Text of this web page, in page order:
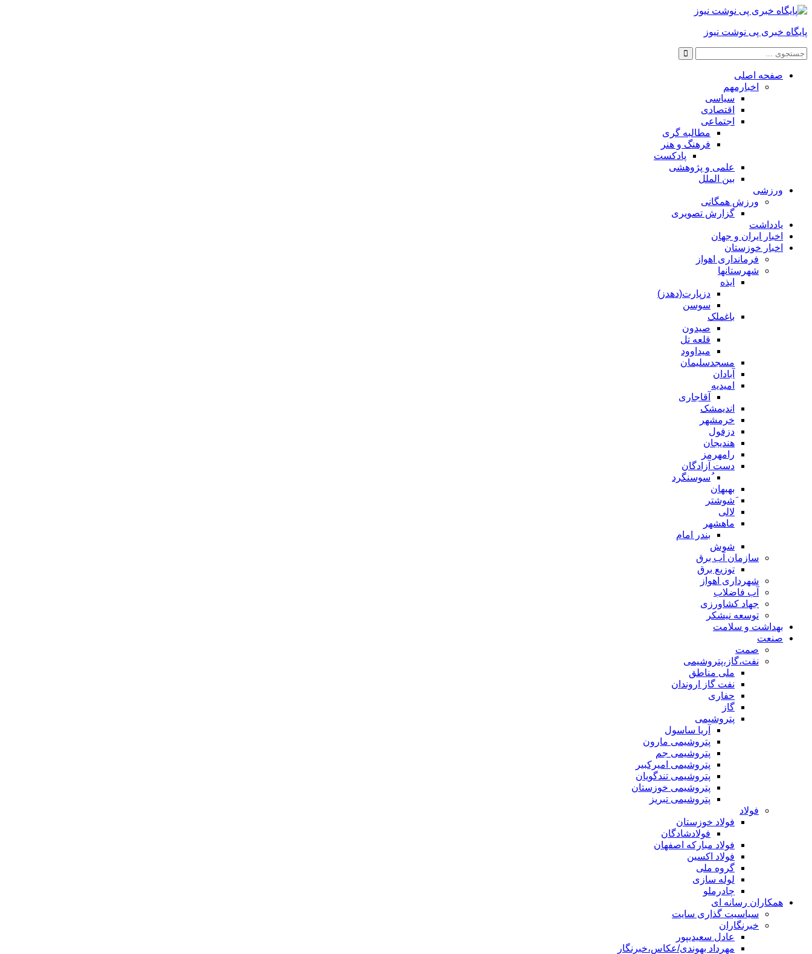
پایگاه خبری پی نوشت نیوز
صفحه اصلی
اخبارمهم
سیاسی
اقتصادی
اجتماعی
مطالبه گری
فرهنگ و هنر
پادکست
علمی و پژوهشی
بین الملل
ورزشی
ورزش همگانی
گزارش تصویری
یادداشت
اخبار ایران و جهان
اخبار خوزستان
فرمانداری اهواز
شهرستانها
ایذه
دزپارت(دهدز)
سوسن
باغملک
صیدون
قلعه تل
میداوود
مسجدسلیمان
آبادان
امیدیه
آقاجاری
اندیمشک
خرمشهر
دزفول
هندیجان
رامهرمز
دست آزادگان
ُسوسنگرد
بهبهان
َشوشتر
لالی
ماهشهر
بندر امام
شوش
سازمان آب برق
توزیع برق
شهرداری اهواز
آب فاضلاب
جهاد کشاورزی
توسعه نیشکر
بهداشت و سلامت
صنعت
صمت
نفت،گاز،پتروشیمی
ملی مناطق
نفت گاز اروندان
حفاری
گاز
پتروشیمی
آریا ساسول
پتروشیمی مارون
پتروشیمی جم
پتروشیمی امیرکبیر
پتروشیمی تندگویان
پتروشیمی خوزستان
پتروشیمی تبریز
فولاد
فولاد خوزستان
فولادشادگان
فولاد مبارکه اصفهان
فولاد اکسین
گروه ملی
لوله سازی
چادرملو
همکاران رسانه ای
سیاسیت گذاری سایت
خبرنگاران
عادل سعیدیپور
مهرداد بهوندی/عکاس،خبرنگار